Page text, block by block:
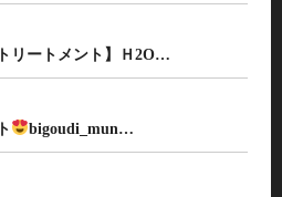
リートメント】Ｈ2O…
bigoudi_mun…